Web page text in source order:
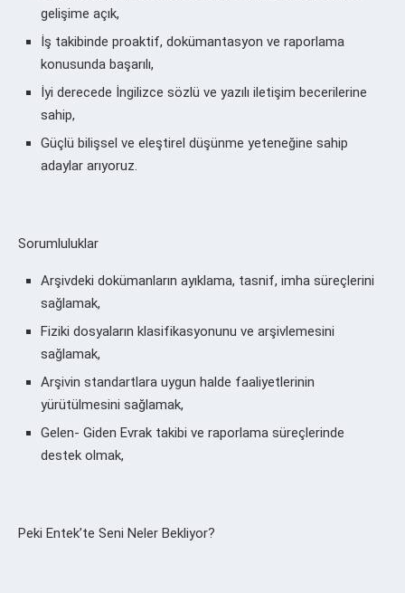
gelişime açık,
İş takibinde proaktif, dokümantasyon ve raporlama
konusunda başarılı,
İyi derecede İngilizce sözlü ve yazılı iletişim becerilerine
sahip,
Güçlü bilişsel ve eleştirel düşünme yeteneğine sahip
adaylar arıyoruz.
Sorumluluklar
Arşivdeki dokümanların ayıklama, tasnif, imha süreçlerini
sağlamak,
Fiziki dosyaların klasifikasyonunu ve arşivlemesini
sağlamak,
Arşivin standartlara uygun halde faaliyetlerinin
yürütülmesini sağlamak,
Gelen- Giden Evrak takibi ve raporlama süreçlerinde
destek olmak,
Peki Entek’te Seni Neler Bekliyor?